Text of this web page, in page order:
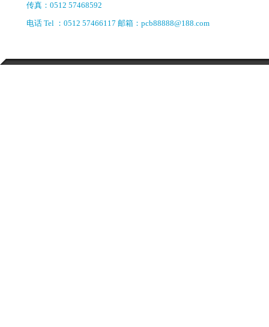
传真：0512 57468592
电话 Tel ：0512 57466117 邮箱：pcb88888@188.com